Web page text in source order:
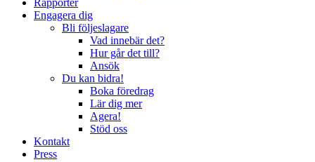
Engagera dig
Bli följeslagare
Vad innebär det?
Hur går det till?
Ansök
Du kan bidra!
Boka föredrag
Lär dig mer
Agera!
Stöd oss
Kontakt
Press